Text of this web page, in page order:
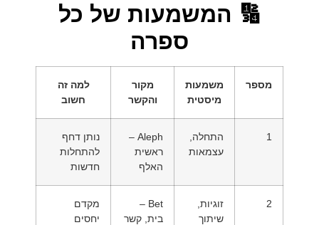
🔢 המשמעות של כל
ספרה
מספר
משמעות
מיסטית
מקור
והקשר
למה זה
חשוב
1
התחלה,
עצמאות
Aleph –
ראשית
האלף
נותן דחף
להתחלות
חדשות
2
זוגיות,
שיתוך
Bet –
בית, קשר
מקדם
יחסים